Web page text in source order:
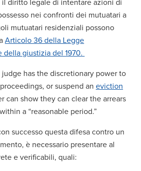
nei confronti dei mutuatari a
mutuatari residenziali possono
Articolo 36 della Legge
giustizia del 1970.
has the discretionary power to
or suspend an eviction
can show they can clear the arrears
a “reasonable period.”
successo questa difesa contro un
è necessario presentare al
e verificabili, quali: